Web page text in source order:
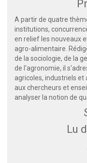
A partir de quatre
institutions,
en relief les nouveaux
agro-alimentaire.
de la sociologie, de la
de l'agronomie, il
agricoles, industriels
aux chercheurs et
analyser la notion de
Lu